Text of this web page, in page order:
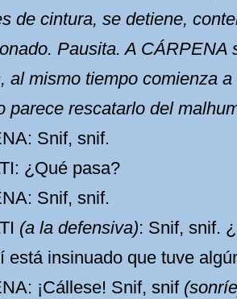
de cintura, se detiene,
Pausita. A CÁRPENA
al mismo tiempo comienza
parece rescatarlo del
Snif, snif.
¿Qué pasa?
Snif, snif.
(a la defensiva): Snif, snif.
está insinuado que tuve
¡Cállese! Snif, snif